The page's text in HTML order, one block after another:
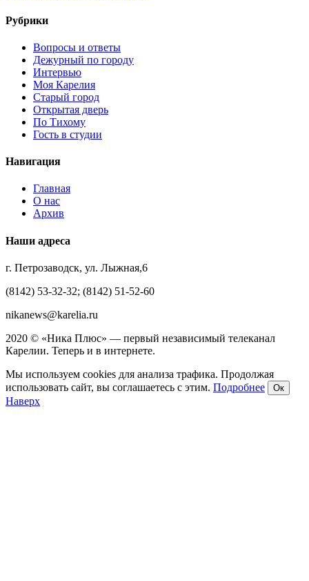
Рубрики
Вопросы и ответы
Дежурный по городу
Интервью
Моя Карелия
Старый город
Открытая дверь
По Тихому
Гость в студии
Навигация
Главная
О нас
Архив
Наши адреса
г. Петрозаводск, ул. Лыжная,6
(8142) 53-32-32; (8142) 51-52-60
nikanews@karelia.ru
2020 © «Ника Плюс» — первый независимый телеканал
Карелии. Теперь и в интернете.
Мы используем cookies для анализа трафика. Продолжая
использовать сайт, вы соглашаетесь с этим. Подробнее Ок
Наверх